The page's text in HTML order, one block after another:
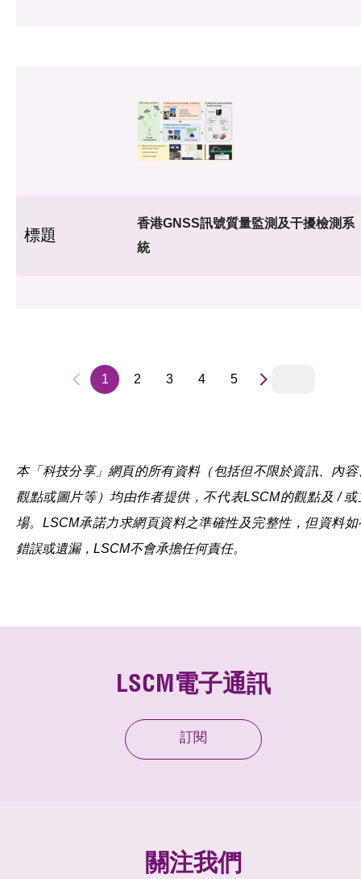
標題
香港GNSS訊號質量監測及干擾檢測系
統
1 2 3 4 5
本「科技分享」網頁的所有資料（包括但不限於資訊、內容
觀點或圖片等）均由作者提供，不代表LSCM的觀點及 / 或
場。LSCM承諾力求網頁資料之準確性及完整性，但資料如
錯誤或遺漏，LSCM不會承擔任何責任。
LSCM電子通訊
訂閱
關注我們